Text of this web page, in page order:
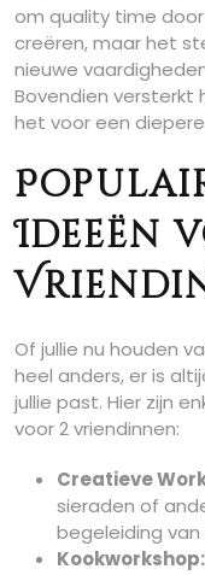
om quality time
creëren, maar het
nieuwe
Bovendien versterkt
het voor een
Ideeën
Of jullie nu houden
heel anders, er is
jullie past. Hier zijn
voor 2 vriendinnen:
Creatieve
sieraden of
begeleiding
Kookworkshop: